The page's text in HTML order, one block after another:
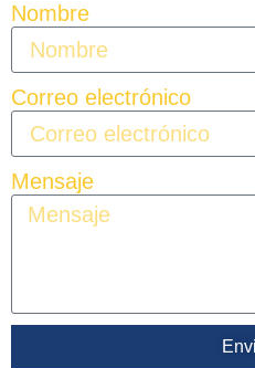
Nombre
Correo electrónico
Mensaje